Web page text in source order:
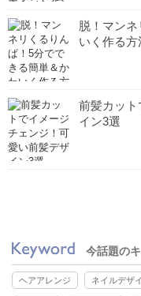
脱！マン
いく作る方
前髪カッ
イン3選
今話題の
ヘアアレンジ ネイルデザ